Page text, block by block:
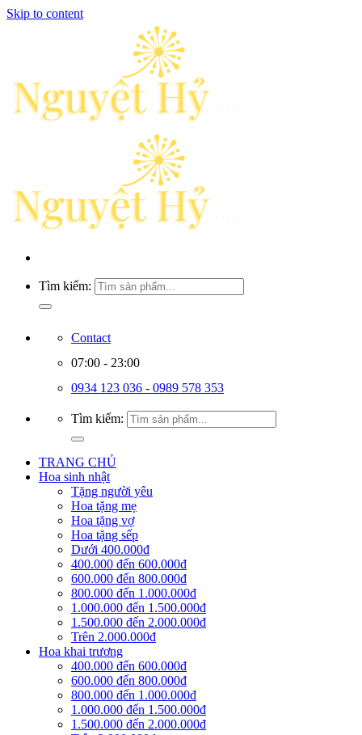
Skip to content
Tìm kiếm:
Contact
07:00 - 23:00
0934 123 036 - 0989 578 353
Tìm kiếm:
TRANG CHỦ
Hoa sinh nhật
Tặng người yêu
Hoa tặng mẹ
Hoa tặng vợ
Hoa tặng sếp
Dưới 400.000đ
400.000 đến 600.000đ
600.000 đến 800.000đ
800.000 đến 1.000.000đ
1.000.000 đến 1.500.000đ
1.500.000 đến 2.000.000đ
Trên 2.000.000đ
Hoa khai trương
400.000 đến 600.000đ
600.000 đến 800.000đ
800.000 đến 1.000.000đ
1.000.000 đến 1.500.000đ
1.500.000 đến 2.000.000đ